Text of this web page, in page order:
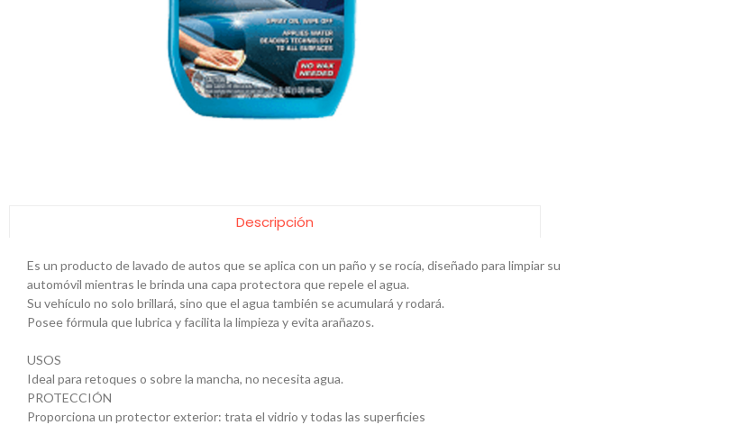
Descripción
Es un producto de lavado de autos que se aplica con un paño y se rocía, diseñado para limpiar su
automóvil mientras le brinda una capa protectora que repele el agua.
Su vehículo no solo brillará, sino que el agua también se acumulará y rodará.
Posee fórmula que lubrica y facilita la limpieza y evita arañazos.
USOS
Ideal para retoques o sobre la mancha, no necesita agua.
PROTECCIÓN
Proporciona un protector exterior: trata el vidrio y todas las superficies